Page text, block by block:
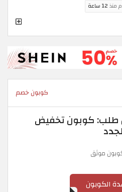
منذ 12 ساعة
كوبون خصم
كوبون تخفيض
موثق
الكوبون